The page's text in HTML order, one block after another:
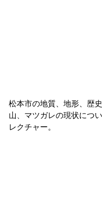
松本市の地質、地形、歴
山、マツガレの現状につ
レクチャー。